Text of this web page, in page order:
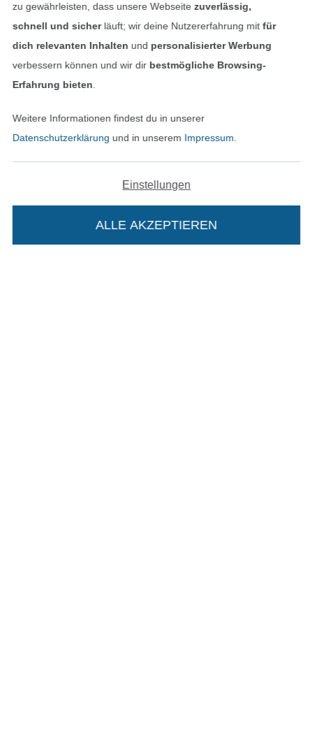
In deinen Warenkorb
Unsere Versandpartner
Impressum
AGB
zu gewährleisten, dass unsere Webseite zuverlässig,
schnell und sicherläuft; wir deine Nutzererfahrung mitfür
dich relevanten Inhalten und personalisierter Werbung
verbessern können und wir dir bestmögliche Browsing-
Erfahrung bieten
Weitere Informationen findest du in unserer
Datenschutzerklärung und in unserem Impressum
Einstellungen
ALLE AKZEPTIEREN